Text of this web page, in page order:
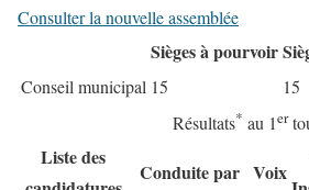
Consulter la nouvelle assemblée
Sièges à pourvoir
Conseil municipal 15
15
Résultats* au 1er
Liste des
Conduite par Voix